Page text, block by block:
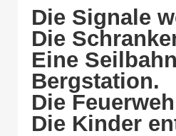
Die Signale
Die
Eine
Bergstation.
Die
Die Kinder